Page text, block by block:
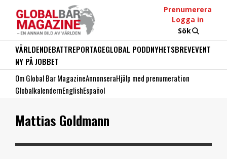
Prenumerera
Logga in
Sök
VÄRLDENDEBATTREPORTAGEGLOBAL PODDNYHETSBREVEVENT
NY PÅ JOBBET
Om Global Bar MagazineAnnonseraHjälp med prenumeration
GlobalkalendernEnglishEspañol
Mattias Goldmann